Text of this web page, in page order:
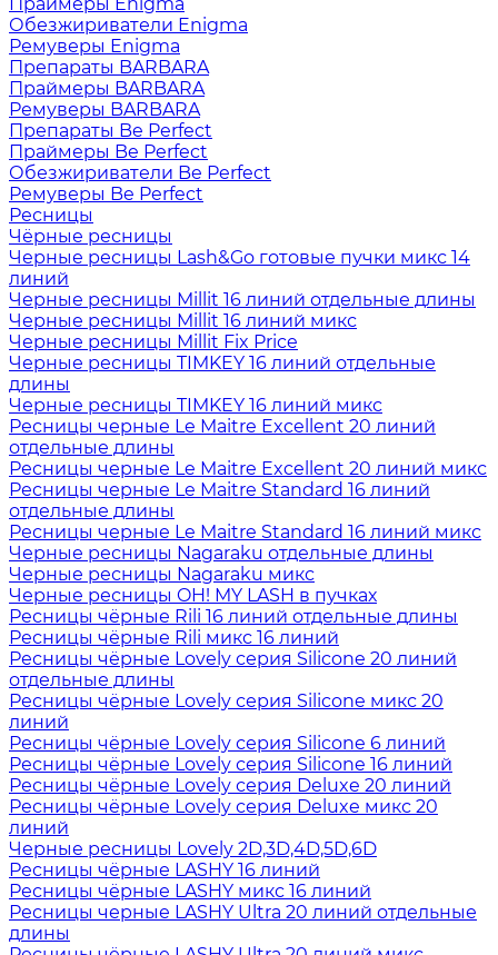
Обезжириватели Enigma
Ремуверы Enigma
Препараты BARBARA
Праймеры BARBARA
Ремуверы BARBARA
Препараты Be Perfect
Праймеры Be Perfect
Обезжириватели Be Perfect
Ремуверы Be Perfect
Ресницы
Чёрные ресницы
Черные ресницы Lash&Go готовые пучки микс 14
линий
Черные ресницы Millit 16 линий отдельные длины
Черные ресницы Millit 16 линий микс
Черные ресницы Millit Fix Price
Черные ресницы TIMKEY 16 линий отдельные
длины
Черные ресницы TIMKEY 16 линий микс
Ресницы черные Le Maitre Excellent 20 линий
отдельные длины
Ресницы черные Le Maitre Excellent 20 линий микс
Ресницы черные Le Maitre Standard 16 линий
отдельные длины
Ресницы черные Le Maitre Standard 16 линий микс
Черные ресницы Nagaraku отдельные длины
Черные ресницы Nagaraku микс
Черные ресницы OH! MY LASH в пучках
Ресницы чёрные Rili 16 линий отдельные длины
Ресницы чёрные Rili микс 16 линий
Ресницы чёрные Lovely серия Silicone 20 линий
отдельные длины
Ресницы чёрные Lovely серия Silicone микс 20
линий
Ресницы чёрные Lovely серия Silicone 6 линий
Ресницы чёрные Lovely серия Silicone 16 линий
Ресницы чёрные Lovely серия Deluxe 20 линий
Ресницы чёрные Lovely серия Deluxe микс 20
линий
Черные ресницы Lovely 2D,3D,4D,5D,6D
Ресницы чёрные LASHY 16 линий
Ресницы чёрные LASHY микс 16 линий
Ресницы черные LASHY Ultra 20 линий отдельные
длины